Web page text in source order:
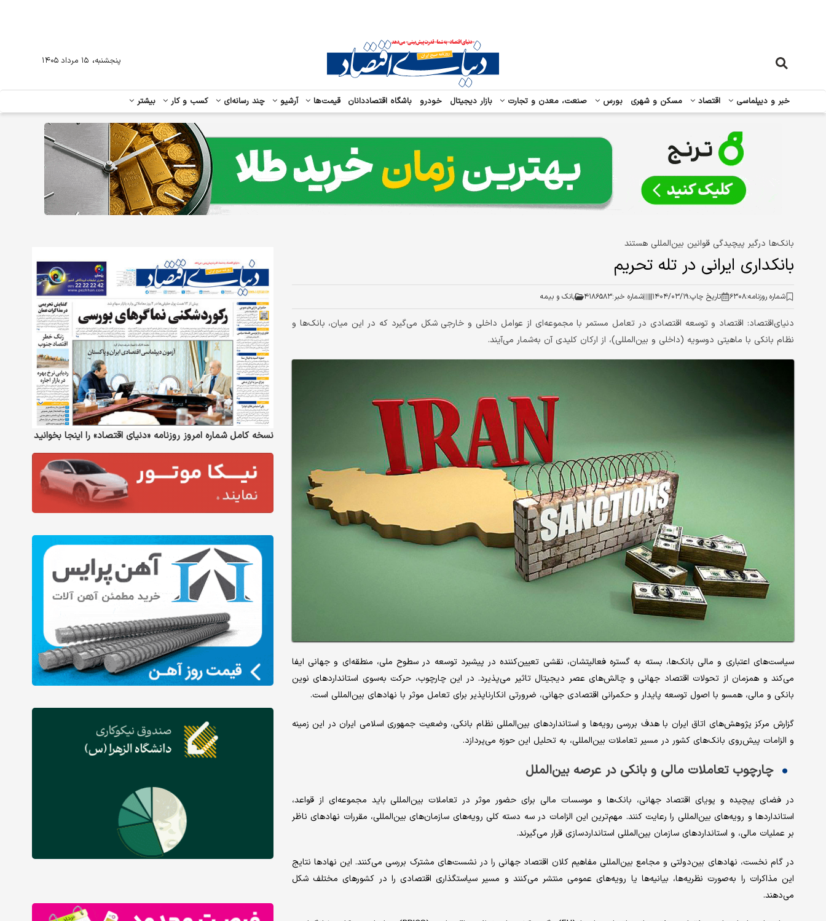
خبر و دیپلماسی اقتصاد مسکن و شهری بورس صنعت، معدن و تجارت بازار دیجیتال خودرو باشگاه اقتصاددانان قیمت‌ها آرشیو چند رسانه‌ای کسب و کار بیشتر
پنجشنبه، ۱۵ مرداد ۱۴۰۵
بانک‌ها درگیر پیچیدگی قوانین بین‌المللی هستند
بانکداری ایرانی در تله تحریم
شماره روزنامه:۶۳۰۸ تاریخ چاپ:۱۴۰۴/۰۳/۱۹ شماره خبر:۴۱۸۶۵۸۳ بانک و بیمه
دنیای‌اقتصاد: اقتصاد و توسعه اقتصادی در تعامل مستمر با مجموعه‌‌ای از عوامل داخلی و خارجی شکل می‌گیرد که در این میان، بانک‌ها و
نظام بانکی با ماهیتی دوسویه (داخلی و بین‌المللی)، از ارکان کلیدی آن به‌‌شمار می‌‌آیند.
سیاست‌‌های اعتباری و مالی بانک‌ها، بسته به گستره فعالیتشان، نقشی تعیین‌‌کننده در پیشبرد توسعه در سطوح ملی، منطقه‌‌ای و جهانی ایفا
می‌کند و همزمان از تحولات اقتصاد جهانی و چالش‌‌های عصر دیجیتال تاثیر می‌‌پذیرد. در این چارچوب، حرکت به‌‌سوی استانداردهای نوین
بانکی و مالی، همسو با اصول توسعه پایدار و حکمرانی اقتصادی جهانی، ضرورتی انکارناپذیر برای تعامل موثر با نهادهای بین‌المللی است.
گزارش مرکز پژوهش‌های اتاق ایران با هدف بررسی رویه‌‌ها و استانداردهای بین‌المللی نظام بانکی، وضعیت جمهوری اسلامی ایران در این زمینه
و الزامات پیش‌‌روی بانک‌های کشور در مسیر تعاملات بین‌المللی، به تحلیل این حوزه می‌‌پردازد.
چارچوب تعاملات مالی و بانکی در عرصه بین‌الملل
در فضای پیچیده و پویای اقتصاد جهانی، بانک‌ها و موسسات مالی برای حضور موثر در تعاملات بین‌المللی باید مجموعه‌‌ای از قواعد،
استانداردها و رویه‌‌های بین‌المللی را رعایت کنند. مهم‌ترین این الزامات در سه دسته کلی رویه‌‌های سازمان‌های بین‌المللی، مقررات نهادهای ناظر
بر عملیات مالی، و استانداردهای سازمان بین‌المللی استانداردسازی قرار می‌‌گیرند.
در گام نخست، نهادهای بین‌‌دولتی و مجامع بین‌المللی مفاهیم کلان اقتصاد جهانی را در نشست‌‌های مشترک بررسی می‌کنند. این نهادها نتایج
این مذاکرات را به‌‌صورت نظریه‌‌ها، بیانیه‌‌ها یا رویه‌‌های عمومی منتشر می‌کنند و مسیر سیاستگذاری اقتصادی را در کشورهای مختلف شکل
می‌دهند.
نسخه کامل شماره امروز روزنامه «دنیای‌ اقتصاد» را اینجا بخوانید